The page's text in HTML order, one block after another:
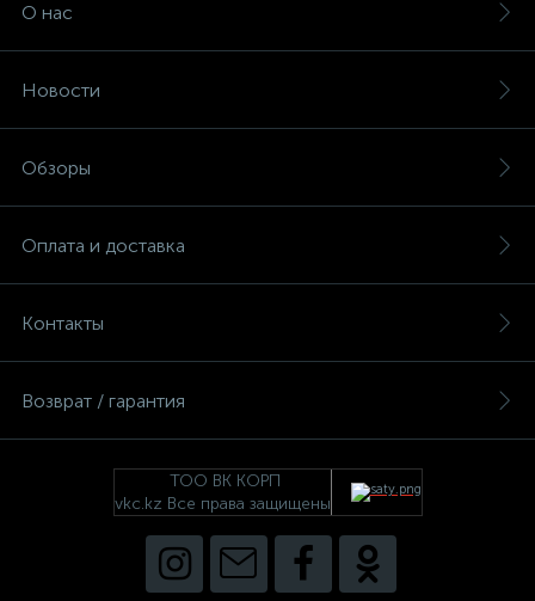
О нас
Новости
Обзоры
Оплата и доставка
Контакты
Возврат / гарантия
ТОО ВК КОРП
vkc.kz Все права защищены